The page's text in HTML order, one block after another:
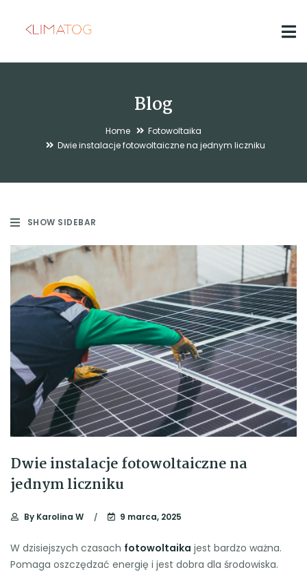
Blog
Home
Fotowoltaika
Dwie instalacje fotowoltaiczne na jednym liczniku
SHOW SIDEBAR
Dwie instalacje fotowoltaiczne na
jednym liczniku
By Karolina W 9 marca, 2025
W dzisiejszych czasach fotowoltaika jest bardzo ważna.
Pomaga oszczędzać energię i jest dobra dla środowiska.